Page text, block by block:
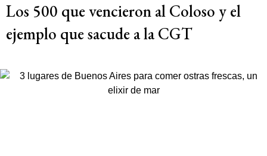
Los 500 que vencieron al Coloso y el
ejemplo que sacude a la CGT